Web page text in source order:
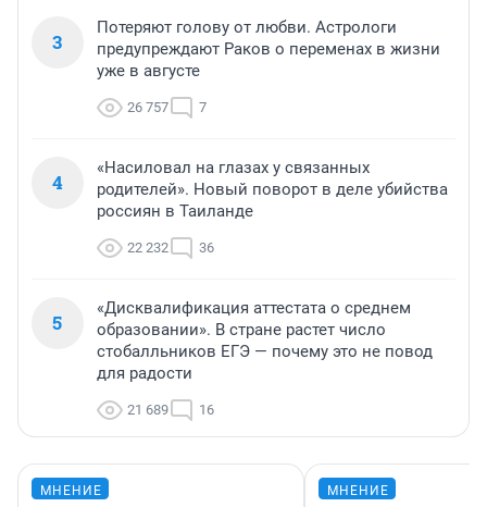
3
Потеряют голову от любви. Астрологи
предупреждают Раков о переменах в жизни
уже в августе
26 757 7
4
«Насиловал на глазах у связанных
родителей». Новый поворот в деле убийства
россиян в Таиланде
22 232 36
5
«Дисквалификация аттестата о среднем
образовании». В стране растет число
стобалльников ЕГЭ — почему это не повод
для радости
21 689 16
МНЕНИЕ МНЕНИЕ